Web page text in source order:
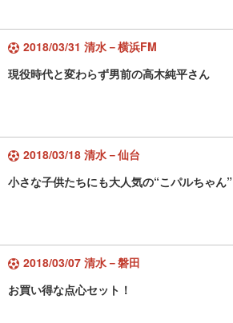
2018/03/31 清水－横浜FM
現役時代と変わらず男前の高木純平さん
2018/03/18 清水－仙台
小さな子供たちにも大人気の“こパルちゃん”
2018/03/07 清水－磐田
お買い得な点心セット！